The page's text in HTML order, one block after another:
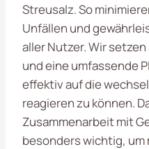
Streusalz. So
Unfällen und
aller Nutzer. Wir
und eine umfassende
effektiv auf die
reagieren zu können.
Zusammenarbeit mit
besonders wichtig,